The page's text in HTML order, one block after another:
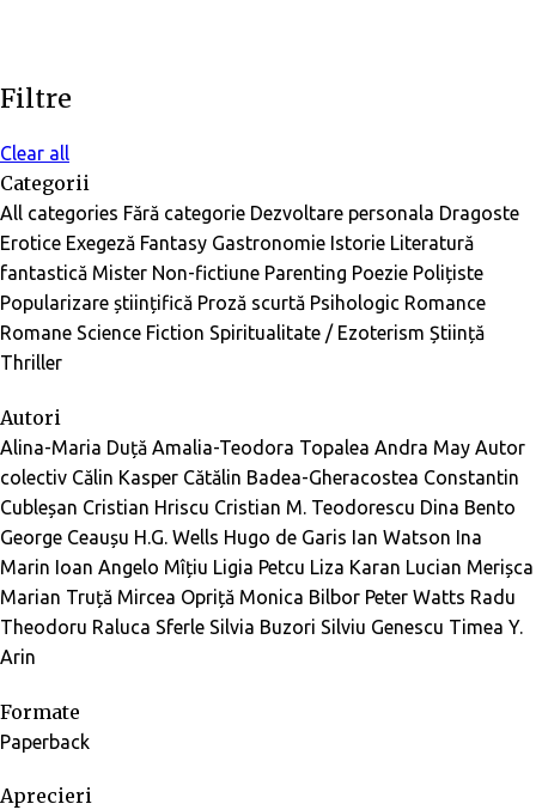
Filtre
Clear all
Categorii
All categories Fără categorie Dezvoltare personala Dragoste
Erotice Exegeză Fantasy Gastronomie Istorie Literatură
fantastică Mister Non-fictiune Parenting Poezie Polițiste
Popularizare științifică Proză scurtă Psihologic Romance
Romane Science Fiction Spiritualitate / Ezoterism Știință
Thriller
Autori
Alina-Maria Duță Amalia-Teodora Topalea Andra May Autor
colectiv Călin Kasper Cătălin Badea-Gheracostea Constantin
Cubleșan Cristian Hriscu Cristian M. Teodorescu Dina Bento
George Ceaușu H.G. Wells Hugo de Garis Ian Watson Ina
Marin Ioan Angelo Mîțiu Ligia Petcu Liza Karan Lucian Merișca
Marian Truță Mircea Opriță Monica Bilbor Peter Watts Radu
Theodoru Raluca Sferle Silvia Buzori Silviu Genescu Timea Y.
Arin
Formate
Paperback
Aprecieri